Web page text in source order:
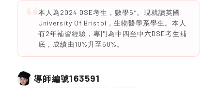
本人為2024 DSE考生，數學5*。現就讀英國
University Of Bristol，生物醫學系學生。本人
有2年補習經驗，專門為中四至中六DSE考生補
底，成績由10%升至60%。
導師編號163591